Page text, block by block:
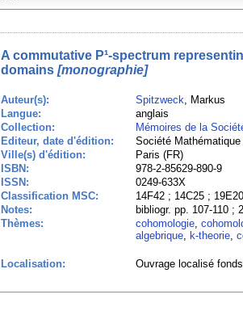
A commutative P¹-spectrum
domains [monographie]
Auteur(s): Spitzweck, Markus
Langue:
anglais
Collection:
Mémoires de la
Editeur, date d'édition:
Société
Ville(s) d'édition:
Paris (FR)
ISBN:
978-2-85629-890-9
ISSN:
0249-633X
Classification MSC:
14F42 ; 14C25 ;
Notes:
bibliogr. pp. 107-110 ;
Thèmes:
cohomologie,
algebrique, k-theorie,
Localisation: Ouvrage localisé